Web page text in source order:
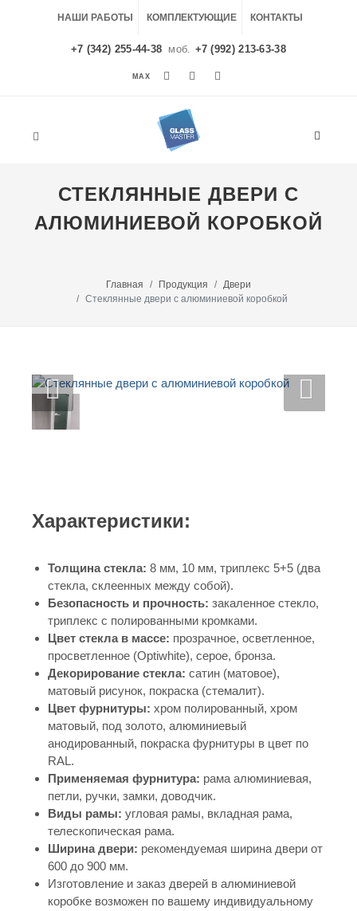
НАШИ РАБОТЫ КОМПЛЕКТУЮЩИЕ КОНТАКТЫ
+7 (342) 255-44-38 моб. +7 (992) 213-63-38
MAX
СТЕКЛЯННЫЕ ДВЕРИ С
АЛЮМИНИЕВОЙ КОРОБКОЙ
Главная Продукция
Двери
Стеклянные двери с алюминиевой коробкой
Характеристики:
Толщина стекла: 8 мм, 10 мм, триплекс 5+5 (два
стекла, склеенных между собой).
Безопасность и прочность: закаленное стекло,
триплекс с полированными кромками.
Цвет стекла в массе: прозрачное, осветленное,
просветленное (Optiwhite), серое, бронза.
Декорирование стекла: сатин (матовое),
матовый рисунок, покраска (стемалит).
Цвет фурнитуры: хром полированный, хром
матовый, под золото, алюминиевый
анодированный, покраска фурнитуры в цвет по
RAL.
Применяемая фурнитура: рама алюминиевая,
петли, ручки, замки, доводчик.
Виды рамы: угловая рамы, вкладная рама,
телескопическая рама.
Ширина двери: рекомендуемая ширина двери от
600 до 900 мм.
Изготовление и заказ дверей в алюминиевой
коробке возможен по вашему индивидуальному